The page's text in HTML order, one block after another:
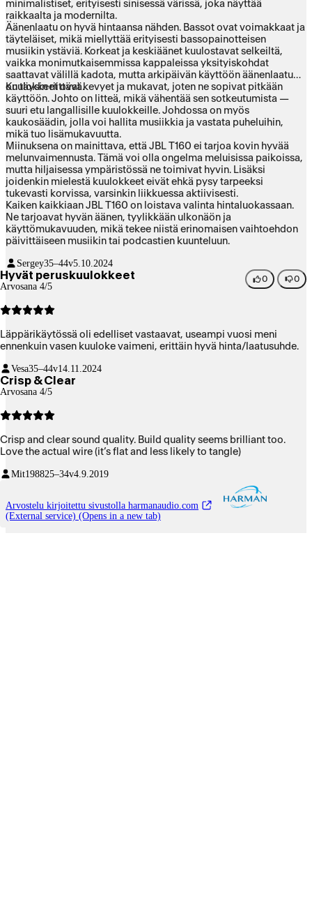
minimalistiset, erityisesti sinisessä värissä, joka näyttää
raikkaalta ja modernilta.
Äänenlaatu on hyvä hintaansa nähden. Bassot ovat voimakkaat ja
täyteläiset, mikä miellyttää erityisesti bassopainotteisen
musiikin ystäviä. Korkeat ja keskiäänet kuulostavat selkeiltä,
vaikka monimutkaisemmissa kappaleissa yksityiskohdat
saattavat välillä kadota, mutta arkipäivän käyttöön äänenlaatu
on täysin riittävä.
Kuulokkeet ovat kevyet ja mukavat, joten ne sopivat pitkään
käyttöön. Johto on litteä, mikä vähentää sen sotkeutumista —
suuri etu langallisille kuulokkeille. Johdossa on myös
kaukosäädin, jolla voi hallita musiikkia ja vastata puheluihin,
mikä tuo lisämukavuutta.
Miinuksena on mainittava, että JBL T160 ei tarjoa kovin hyvää
melunvaimennusta. Tämä voi olla ongelma meluisissa paikoissa,
mutta hiljaisessa ympäristössä ne toimivat hyvin. Lisäksi
joidenkin mielestä kuulokkeet eivät ehkä pysy tarpeeksi
tukevasti korvissa, varsinkin liikkuessa aktiivisesti.
Kaiken kaikkiaan JBL T160 on loistava valinta hintaluokassaan.
Ne tarjoavat hyvän äänen, tyylikkään ulkonäön ja
käyttömukavuuden, mikä tekee niistä erinomaisen vaihtoehdon
päivittäiseen musiikin tai podcastien kuunteluun.
Sergey35–44v5.10.2024
Hyvät peruskuulokkeet
Arvosana 4/5
0 0
Läppärikäytössä oli edelliset vastaavat, useampi vuosi meni
ennenkuin vasen kuuloke vaimeni, erittäin hyvä hinta/laatusuhde.
Vesa35–44v14.11.2024
Crisp & Clear
Arvosana 4/5
Crisp and clear sound quality. Build quality seems brilliant too.
Love the actual wire (it’s flat and less likely to tangle)
Mit198825–34v4.9.2019
Arvostelu kirjoitettu sivustolla harmanaudio.com
(External service) (Opens in a new tab)